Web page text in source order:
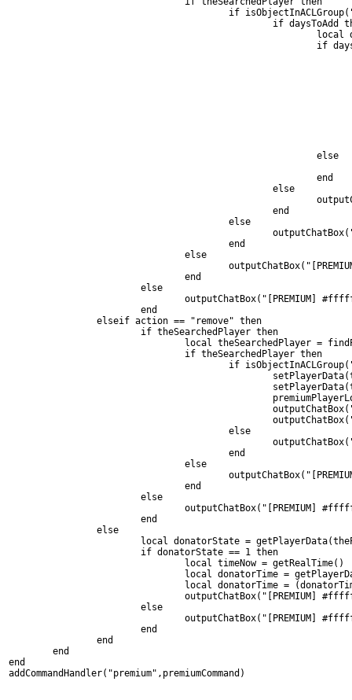
if
if daysToAdd
							else
							end
						else
						end
					else
					end
				else
				end
			else
outputChatBox("[PREMIUM]
			end
		elseif action == "remove" then
			if theSearchedPlayer then
local theSearchedPlayer =
				if theSearchedPlayer then
if
					else
					end
				else
				end
			else
outputChatBox("[PREMIUM]
			end
		else
local donatorState =
			if donatorState == 1 then
				local timeNow = getRealTime()
local donatorTime =
local donatorTime =
outputChatBox("[PREMIUM]
			else
outputChatBox("[PREMIUM]
			end
		end
	end
end
addCommandHandler("premium",premiumCommand)